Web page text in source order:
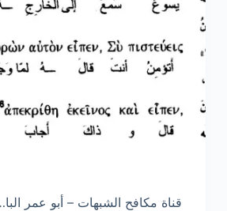
قناة مكافح الشبهات – أبو عمر